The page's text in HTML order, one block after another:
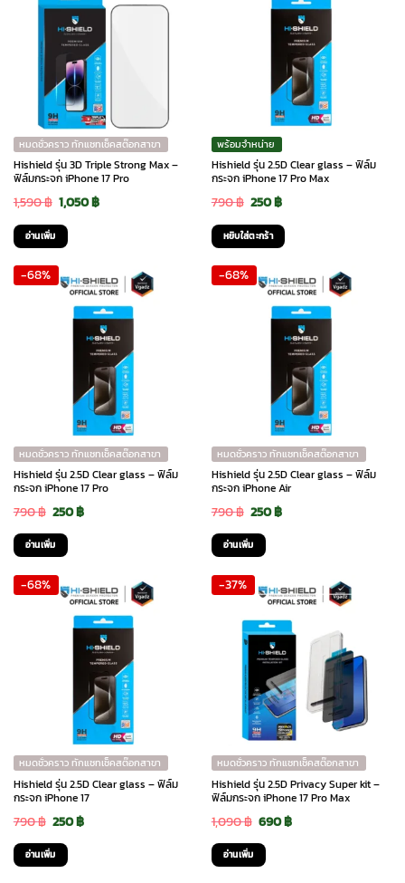
หมดชั่วคราว ทักแชทเช็คสต๊อกสาขา
Hishield รุ่น 3D Triple Strong Max –
ฟิล์มกระจก iPhone 17 Pro
1,590฿ Original
price
was:
1,590 ฿.
1,050฿Current
1,050 ฿.
อ่านเพิ่ม
พร้อมจำหน่าย
Hishield รุ่น 2.5D Clear glass – ฟิล์ม
กระจก iPhone 17 Pro Max
790฿ Original
price
was:
790 ฿.
250฿Current
price
is:
250 ฿.
หยิบใส่ตะกร้า
-68%
หมดชั่วคราว ทักแชทเช็คสต๊อกสาขา
Hishield รุ่น 2.5D Clear glass – ฟิล์ม
กระจก iPhone 17 Pro
790฿ Original
price
was:
790 ฿.
250฿Current
250 ฿.
อ่านเพิ่ม
-68%
หมดชั่วคราว ทักแชทเช็คสต๊อกสาขา
Hishield รุ่น 2.5D Clear glass – ฟิล์ม
กระจก iPhone Air
790฿ Original
price
was:
790 ฿.
250฿Current
250 ฿.
อ่านเพิ่ม
-68%
หมดชั่วคราว ทักแชทเช็คสต๊อกสาขา
Hishield รุ่น 2.5D Clear glass – ฟิล์ม
กระจก iPhone 17
790฿ Original
price
was:
250฿Current
อ่านเพิ่ม
-37%
หมดชั่วคราว ทักแชทเช็คสต๊อกสาขา
Hishield รุ่น 2.5D Privacy Super kit –
ฟิล์มกระจก iPhone 17 Pro Max
1,090฿ Original
price
was:
690฿Current
อ่านเพิ่ม